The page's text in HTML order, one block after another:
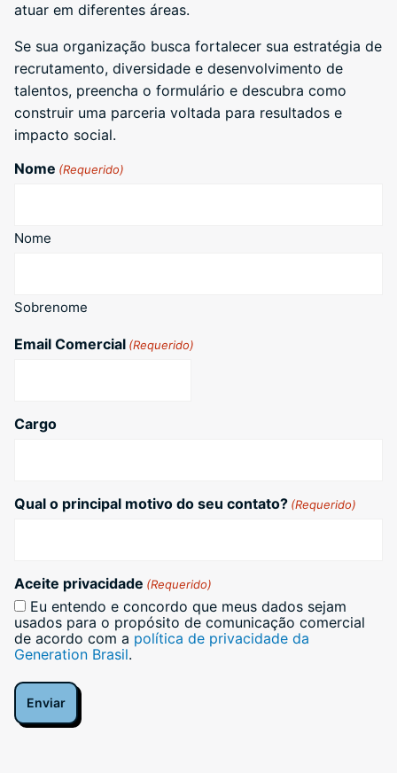
atuar em diferentes áreas.
Se sua organização busca fortalecer sua estratégia de
recrutamento, diversidade e desenvolvimento de
talentos, preencha o formulário e descubra como
construir uma parceria voltada para resultados e
impacto social.
Nome (Requerido)
Nome
Sobrenome
Email Comercial (Requerido)
Cargo
Qual o principal motivo do seu contato? (Requerido)
Aceite privacidade (Requerido)
Eu entendo e concordo que meus dados sejam
usados para o propósito de comunicação comercial
de acordo com a política de privacidade da
Generation Brasil.